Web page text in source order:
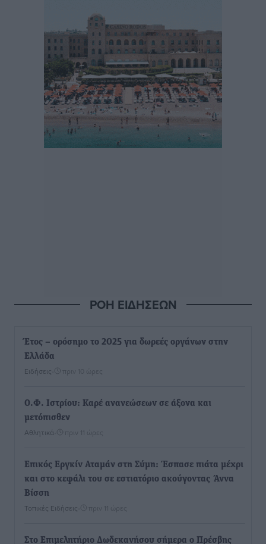
ΡΟΗ ΕΙΔΗΣΕΩΝ
Έτος – ορόσημο το 2025 για δωρεές οργάνων στην
Ελλάδα
Ειδήσεις πριν 10 ώρες
Ο.Φ. Ιστρίου: Καρέ ανανεώσεων σε άξονα και
μετόπισθεν
Αθλητικά πριν 11 ώρες
Επικός Εργκίν Αταμάν στη Σύμη: Έσπασε πιάτα μέχρι
και στο κεφάλι του σε εστιατόριο ακούγοντας Άννα
Βίσση
Τοπικές Ειδήσεις πριν 11 ώρες
Στο Επιμελητήριο Δωδεκανήσου σήμερα ο Πρέσβης